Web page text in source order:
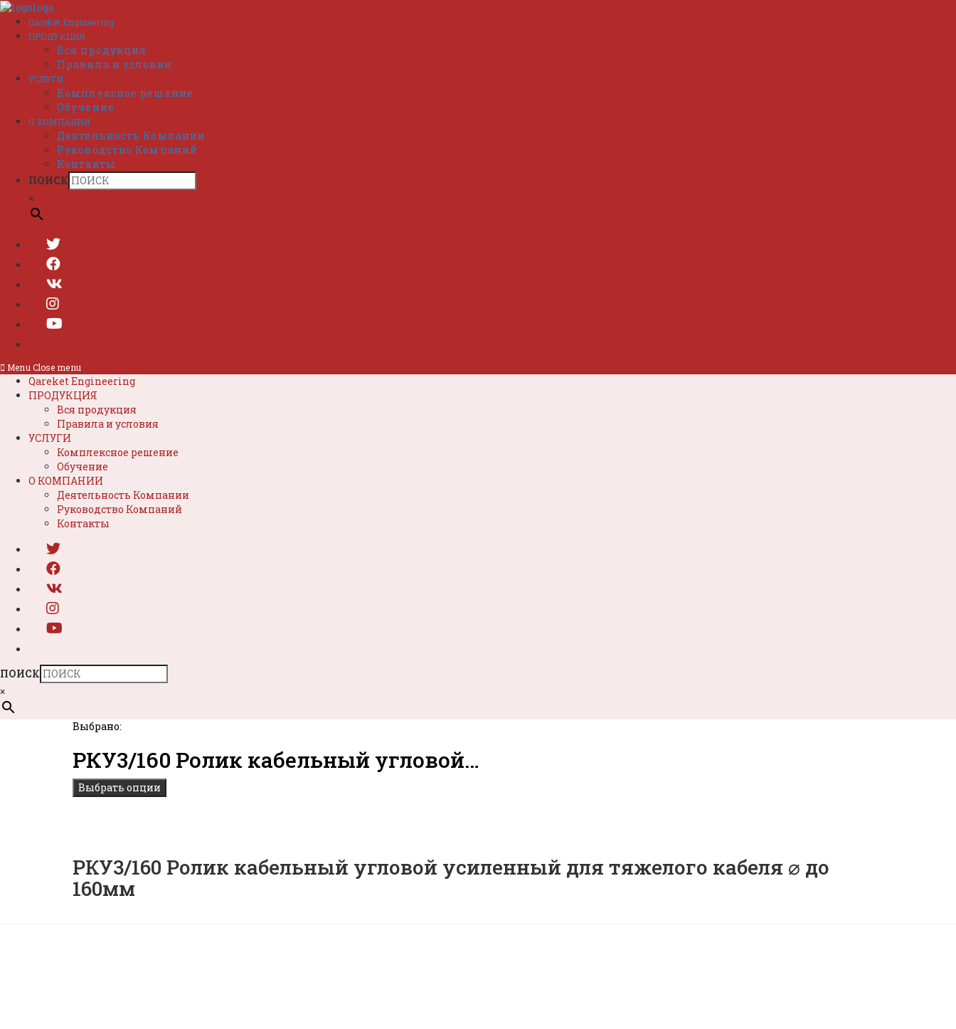
Перейти
содержимому
Qareket Engineering
ПРОДУКЦИЯ
Вся продукция
Правила и условия
УСЛУГИ
Комплексное решение
Обучение
О КОМПАНИИ
Деятельность Компании
Руководство Компаний
Контакты
ПОИСК
×
Menu Close menu
Qareket Engineering
ПРОДУКЦИЯ
Вся продукция
Правила и условия
УСЛУГИ
Комплексное решение
Обучение
О КОМПАНИИ
Деятельность Компании
Руководство Компаний
Контакты
ПОИСК
×
Выбрано:
РКУ3/160 Ролик кабельный угловой…
Выбрать опции
РКУ3/160 Ролик кабельный угловой усиленный для тяжелого кабеля ⌀ до
160мм